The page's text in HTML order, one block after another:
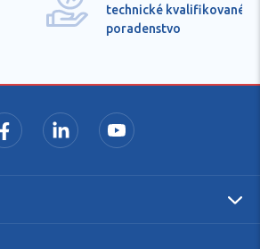
technické kvalifikované
poradenstvo